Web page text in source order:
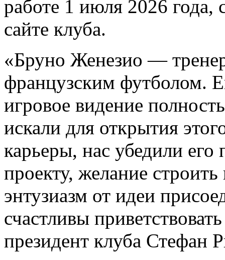
работе 1 июля 2026
сайте клуба.
«Бруно Женезио —
французским футболом.
игровое видение
искали для открытия
карьеры, нас убедили
проекту, желание
энтузиазм от идеи
счастливы
президент клуба Стефан